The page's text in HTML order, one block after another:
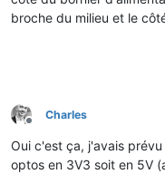
broche du milieu et le
Offline
Charles
Oui c'est ça, j'avais
optos en 3V3 soit en 5V